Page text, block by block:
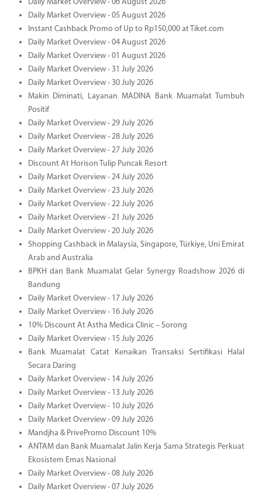
Daily Market Overview - 06 August 2026
Daily Market Overview - 05 August 2026
Instant Cashback Promo of Up to Rp150,000 at Tiket.com
Daily Market Overview - 04 August 2026
Daily Market Overview - 01 August 2026
Daily Market Overview - 31 July 2026
Daily Market Overview - 30 July 2026
Makin Diminati, Layanan MADINA Bank Muamalat Tumbuh
Positif
Daily Market Overview - 29 July 2026
Daily Market Overview - 28 July 2026
Daily Market Overview - 27 July 2026
Discount At Horison Tulip Puncak Resort
Daily Market Overview - 24 July 2026
Daily Market Overview - 23 July 2026
Daily Market Overview - 22 July 2026
Daily Market Overview - 21 July 2026
Daily Market Overview - 20 July 2026
Shopping Cashback in Malaysia, Singapore, Türkiye, Uni Emirat
Arab and Australia
BPKH dan Bank Muamalat Gelar Synergy Roadshow 2026 di
Bandung
Daily Market Overview - 17 July 2026
Daily Market Overview - 16 July 2026
10% Discount At Astha Medica Clinic – Sorong
Daily Market Overview - 15 July 2026
Bank Muamalat Catat Kenaikan Transaksi Sertifikasi Halal
Secara Daring
Daily Market Overview - 14 July 2026
Daily Market Overview - 13 July 2026
Daily Market Overview - 10 July 2026
Daily Market Overview - 09 July 2026
Mandjha & PrivePromo Discount 10%
ANTAM dan Bank Muamalat Jalin Kerja Sama Strategis Perkuat
Ekosistem Emas Nasional
Daily Market Overview - 08 July 2026
Daily Market Overview - 07 July 2026